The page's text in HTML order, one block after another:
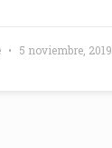
5 noviembre, 2019